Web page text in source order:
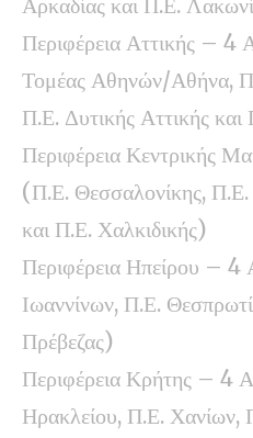
Περιφέρεια Αττικής –
Τομέας Αθηνών/Αθήνα,
Π.Ε. Δυτικής Αττικής
Περιφέρεια Κεντρικής
(Π.Ε. Θεσσαλονίκης, Π.Ε.
και Π.Ε. Χαλκιδικής)
Περιφέρεια Ηπείρου –
Ιωαννίνων, Π.Ε.
Πρέβεζας)
Περιφέρεια Κρήτης –
Ηρακλείου, Π.Ε. Χανίων,